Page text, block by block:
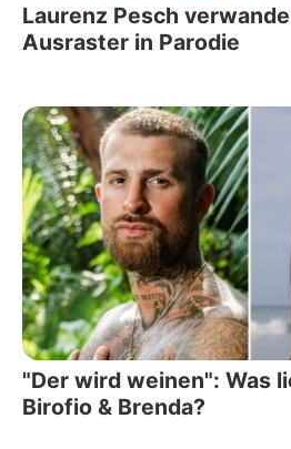
Laurenz Pesch
Ausraster in Parodie
"Der wird weinen": Was
Birofio & Brenda?